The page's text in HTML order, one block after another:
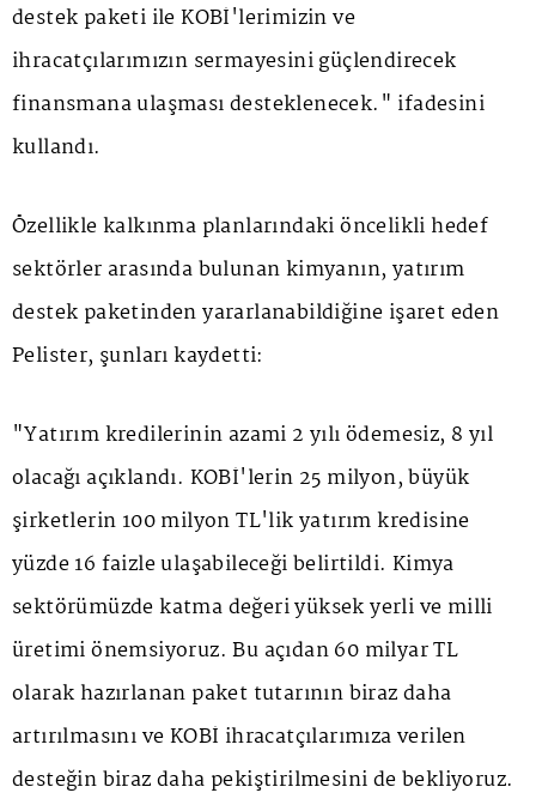
destek paketi ile KOBİ'lerimizin ve
ihracatçılarımızın sermayesini güçlendirecek
finansmana ulaşması desteklenecek." ifadesini
kullandı.
Özellikle kalkınma planlarındaki öncelikli hedef
sektörler arasında bulunan kimyanın, yatırım
destek paketinden yararlanabildiğine işaret eden
Pelister, şunları kaydetti:
"Yatırım kredilerinin azami 2 yılı ödemesiz, 8 yıl
olacağı açıklandı. KOBİ'lerin 25 milyon, büyük
şirketlerin 100 milyon TL'lik yatırım kredisine
yüzde 16 faizle ulaşabileceği belirtildi. Kimya
sektörümüzde katma değeri yüksek yerli ve milli
üretimi önemsiyoruz. Bu açıdan 60 milyar TL
olarak hazırlanan paket tutarının biraz daha
artırılmasını ve KOBİ ihracatçılarımıza verilen
desteğin biraz daha pekiştirilmesini de bekliyoruz.